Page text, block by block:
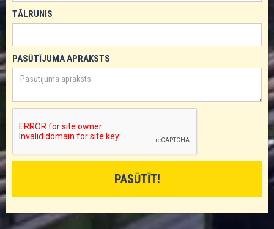
TĀLRUNIS
PASŪTĪJUMA APRAKSTS